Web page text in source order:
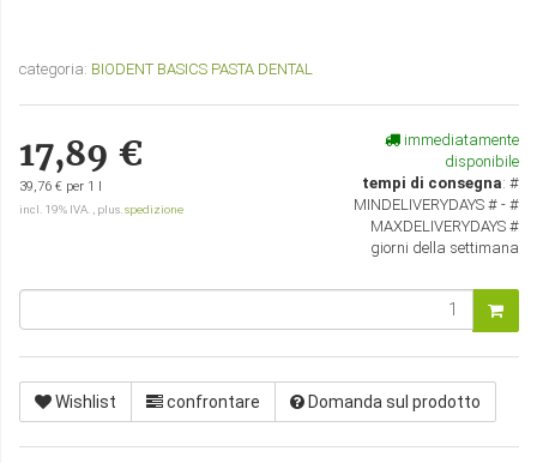
categoria: BIODENT BASICS PASTA DENTAL
17,89 €
39,76 € per 1 l
incl. 19% IVA. , plus.spedizione
immediatamente
disponibile
tempi di consegna: #
MINDELIVERYDAYS # - #
MAXDELIVERYDAYS #
giorni della settimana
Wishlist confrontare Domanda sul prodotto